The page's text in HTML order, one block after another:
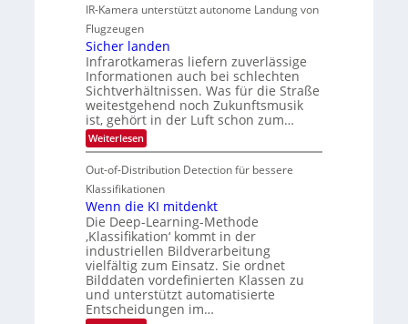
M
e
m
s
u
n
d
M
a
n
t
i
S
p
e
c
t
r
l
i
c
h
k
e
i
t
e
n
d
e
r
i
n
V
I
S
I
O
N
T
e
c
h
T
a
l
u
i
d
e
d
T
o
u
r
e
a
u
f
d
e
r
V
I
IR-Kamera unterstützt autonome Landung von
Flugzeugen
Sicher landen
Infrarotkameras liefern zuverlässige
Informationen auch bei schlechten
Sichtverhältnissen. Was für die Straße
weitestgehend noch Zukunftsmusik
ist, gehört in der Luft schon zum…
Weiterlesen:
S
c
h
e
l
a
n
d
e
n
Out-of-Distribution Detection für bessere
Klassifikationen
Wenn die KI mitdenkt
Die Deep-Learning-Methode
‚Klassifikation‘ kommt in der
industriellen Bildverarbeitung
vielfältig zum Einsatz. Sie ordnet
Bilddaten vordefinierten Klassen zu
und unterstützt automatisierte
Entscheidungen im…